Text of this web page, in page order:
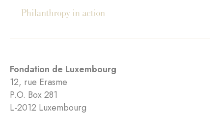
Fondation de Luxembourg
12, rue Erasme
P.O. Box 281
L-2012 Luxembourg